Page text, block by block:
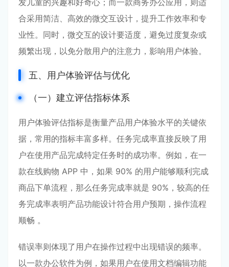
发儿童的兴趣和好奇心；而一款商务办公应用，则适
合采用简洁、高效的微交互设计，提升工作效率和专
业性。同时，微交互的设计要适度，避免过度复杂或
频繁出现，以免分散用户的注意力，影响用户体验。
五、用户体验评估与优化
（一）建立评估指标体系
用户体验评估指标是衡量产品用户体验水平的关键依
据，常用的指标丰富多样。任务完成率直接反映了用
户在使用产品完成特定任务时的成功率。例如，在一
款在线购物 APP 中，如果 90% 的用户能够顺利完成
商品下单流程，那么任务完成率就是 90%，较高的任
务完成率表明产品功能设计符合用户预期，操作流程
顺畅 。
错误率则体现了用户在操作过程中出现错误的频率。
以一款办公软件为例，如果用户在使用文档编辑功能